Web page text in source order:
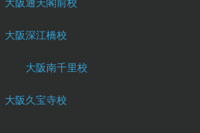
大阪通天閣前校
大阪深江橋校
大阪南千里校
大阪久宝寺校